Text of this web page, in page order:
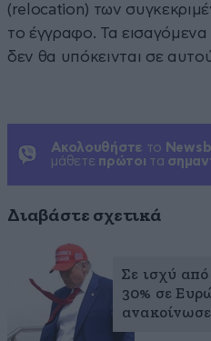
(relocation) των
το έγγραφο. Τα εισαγόμενα
δεν θα υπόκεινται σε
Ακολουθήστε το
μάθετε πρώτοι τα
Διαβάστε σχετικά
Σε ισχύ
30% σε